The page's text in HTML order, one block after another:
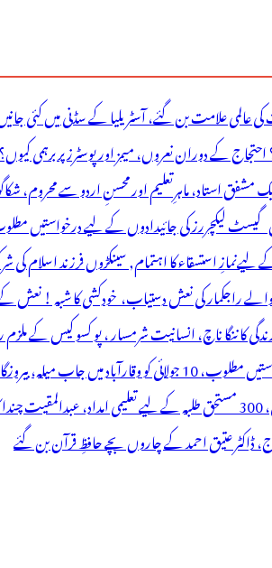
علامت بن گئے، آسٹریلیا کے سڈنی میں کئی
کے دوران نعروں، میمز اور پوسٹرز پر برہمی
مشفق استاد، ماہرِتعلیم اور محسنِ اردو سے محروم،
گیسٹ لیکچررز کی جائیدادوں کے لیے درخواستیں
استسقاء کا اہتمام, سینکڑوں فرزند اسلام
شرمسار ، پو کسو کیس کے ملزم راجکمار کے ہاتھوں 6 افراد بشمول 2 معصوم
نوجوان استفادہ کریں
ڈاکٹر عتیق احمد کے چاروں بچے حافظِ قرآن بن گئے